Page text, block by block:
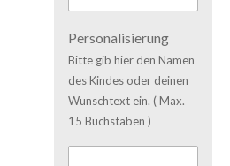
Personalisierung
Bitte gib hier den Namen
des Kindes oder deinen
Wunschtext ein. ( Max.
15 Buchstaben )